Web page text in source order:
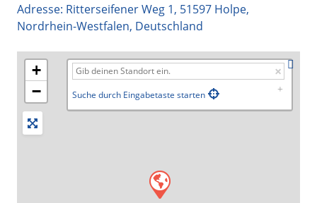
Adresse: Ritterseifener Weg 1, 51597 Holpe,
Nordrhein-Westfalen, Deutschland
+
−
Suche durch Eingabetaste starten